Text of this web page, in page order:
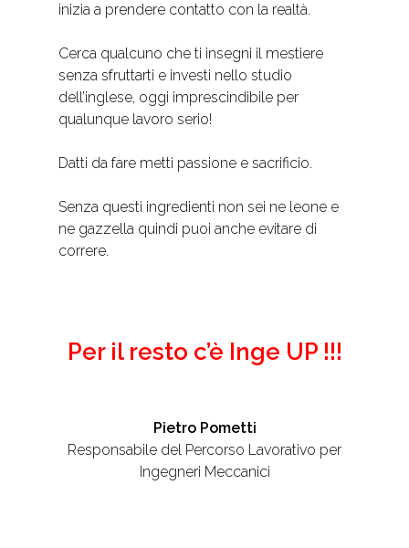
inizia a prendere contatto con la realtà.
Cerca qualcuno che ti insegni il mestiere
senza sfruttarti e investi nello studio
dell’inglese, oggi imprescindibile per
qualunque lavoro serio!
Datti da fare metti passione e sacrificio.
Senza questi ingredienti non sei ne leone e
ne gazzella quindi puoi anche evitare di
correre.
Per il resto c’è Inge UP !!!
Pietro Pometti
Responsabile del Percorso Lavorativo per
Ingegneri Meccanici